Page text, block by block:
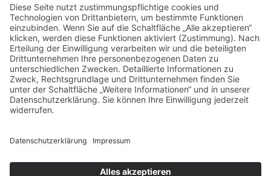
und hilfsbereites Team !
Der Auftrag wurde schnell und
fachgerecht ausgeführt,auch eine
kurzfristige Erweiterung des Auftrages
war schnell möglich und wurde zeitnah
erledigt.
Nochmals 1000 Dank an den netten
Mitarbeiter der am heutigen Tag den
Alle Kundenstimmen